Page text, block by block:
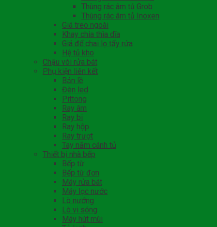
Thùng rác âm tủ Grob
Thùng rác âm tủ Inoxen
Giá treo ngoài
Khay chia thìa dĩa
Giá để chai lọ tẩy rửa
Hệ tủ kho
Chậu vòi rửa bát
Phụ kiện liên kết
Bản lề
Đèn led
Pittong
Ray âm
Ray bi
Ray hộp
Ray trượt
Tay nắm cánh tủ
Thiết bị nhà bếp
Bếp từ
Bếp từ đơn
Máy rửa bát
Máy lọc nước
Lò nướng
Lò vi sóng
Máy hút mùi